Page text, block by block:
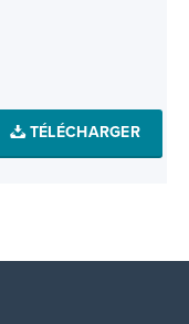
TÉLÉCHARGER